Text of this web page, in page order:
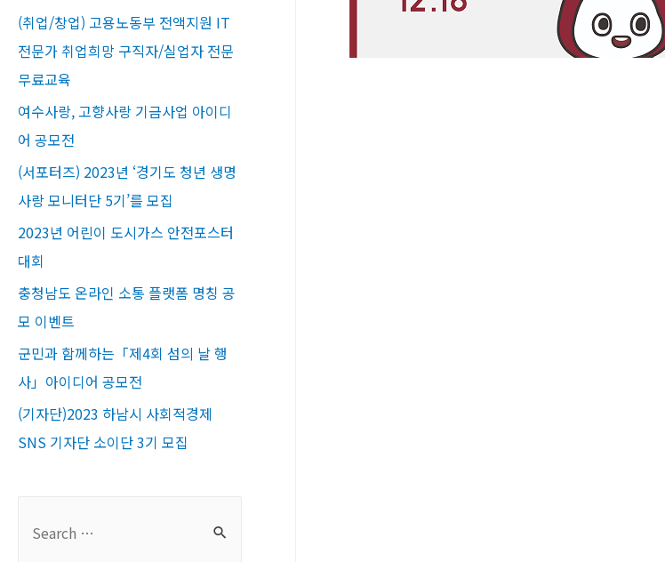
(취업/창업) 고용노동부 전액지원 IT
전문가 취업희망 구직자/실업자 전문
무료교육​
여수사랑, 고향사랑 기금사업 아이디
어 공모전
(서포터즈) 2023년 ‘경기도 청년 생명
사랑 모니터단 5기’를 모집
2023년 어린이 도시가스 안전포스터
대회
충청남도 온라인 소통 플랫폼 명칭 공
모 이벤트
군민과 함께하는「제4회 섬의 날 행
사」아이디어 공모전
(기자단)2023 하남시 사회적경제
SNS 기자단 소이단 3기 모집